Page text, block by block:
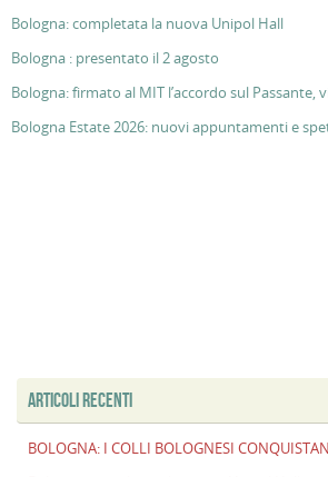
Bologna: completata la nuova Unipol Hall
Bologna : presentato il 2 agosto
Bologna: firmato al MIT l’accordo sul Passante,
Bologna Estate 2026: nuovi appuntamenti e
ARTICOLI RECENTI
BOLOGNA: I COLLI BOLOGNESI